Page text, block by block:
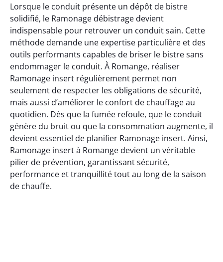
Lorsque le conduit présente un dépôt de bistre
solidifié, le Ramonage débistrage devient
indispensable pour retrouver un conduit sain. Cette
méthode demande une expertise particulière et des
outils performants capables de briser le bistre sans
endommager le conduit. À Romange, réaliser
Ramonage insert régulièrement permet non
seulement de respecter les obligations de sécurité,
mais aussi d’améliorer le confort de chauffage au
quotidien. Dès que la fumée refoule, que le conduit
génère du bruit ou que la consommation augmente, il
devient essentiel de planifier Ramonage insert. Ainsi,
Ramonage insert à Romange devient un véritable
pilier de prévention, garantissant sécurité,
performance et tranquillité tout au long de la saison
de chauffe.